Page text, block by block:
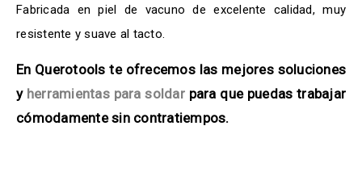
Fabricada en piel de vacuno de excelente calidad, muy
resistente y suave al tacto.
En Querotools te ofrecemos las mejores soluciones
y herramientas para soldarpara que puedas trabajar
cómodamente sin contratiempos.